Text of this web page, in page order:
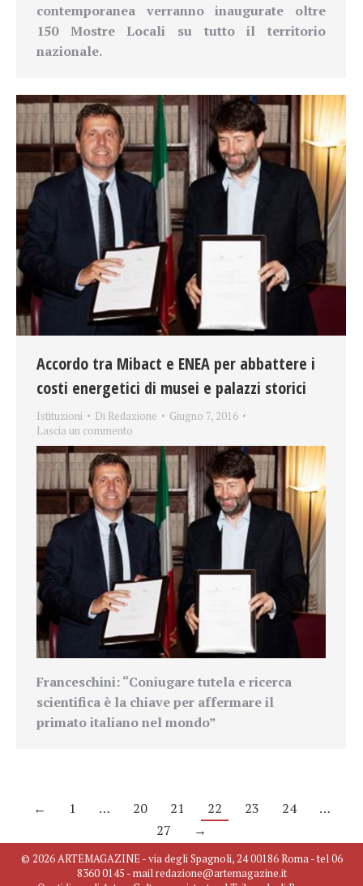
contemporanea verranno inaugurate oltre
150 Mostre Locali su tutto il territorio
nazionale.
Accordo tra Mibact e ENEA per abbattere i
costi energetici di musei e palazzi storici
Istituzioni Di Redazione
Giugno 7, 2016
Lascia un commento
Franceschini: “Coniugare tutela e ricerca
scientifica è la chiave per affermare il
primato italiano nel mondo”
← 1 … 20 21 22 23 24
…
27
→
© 2026 ARTEMAGAZINE - via degli Spagnoli, 24 00186 Roma - tel 06
8360 0145 - mail redazione@artemagazine.it